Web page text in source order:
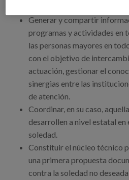
Generar y compartir
programas y actividades en
las personas mayores en
con el objetivo de
actuación, gestionar el
sinergias entre las
de atención.
Coordinar, en su caso,
desarrollen a nivel estatal en
soledad.
Constituir el núcleo técnico
una primera propuesta
contra la soledad no